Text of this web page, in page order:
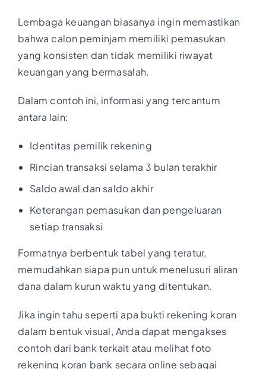
Lembaga keuangan biasanya ingin memastikan
bahwa calon peminjam memiliki pemasukan
yang konsisten dan tidak memiliki riwayat
keuangan yang bermasalah.
Dalam contoh ini, informasi yang tercantum
antara lain:
Identitas pemilik rekening
Rincian transaksi selama 3 bulan terakhir
Saldo awal dan saldo akhir
Keterangan pemasukan dan pengeluaran
setiap transaksi
Formatnya berbentuk tabel yang teratur,
memudahkan siapa pun untuk menelusuri aliran
dana dalam kurun waktu yang ditentukan.
Jika ingin tahu seperti apa bukti rekening koran
dalam bentuk visual, Anda dapat mengakses
contoh dari bank terkait atau melihat foto
rekening koran bank secara online sebagai